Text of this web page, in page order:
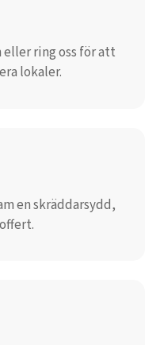
eller ring oss för att
lokaler.
en skräddarsydd,